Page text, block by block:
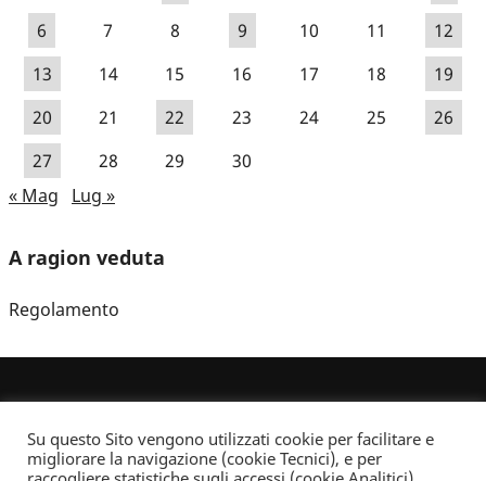
6
7 8 9 10 11
12
13
14 15 16 17 18
19
20
21 22 23 24 25
26
27
28 29
30
« Mag
Lug »
A ragion veduta
Regolamento
Su questo Sito vengono utilizzati cookie per facilitare e
migliorare la navigazione (cookie Tecnici), e per